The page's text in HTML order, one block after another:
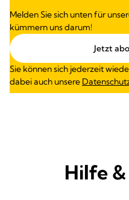
Melden Sie sich unten für
kümmern uns darum!
Jetzt
Sie können sich jederzeit
dabei auch unsere
Hilfe